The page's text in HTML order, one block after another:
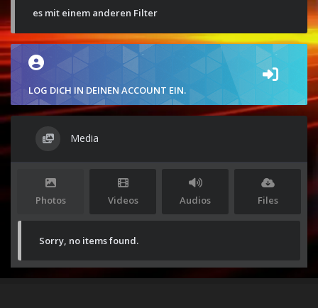
es mit einem anderen Filter
LOG DICH IN DEINEN ACCOUNT EIN.
Media
Photos Videos Audios Files
Sorry, no items found.